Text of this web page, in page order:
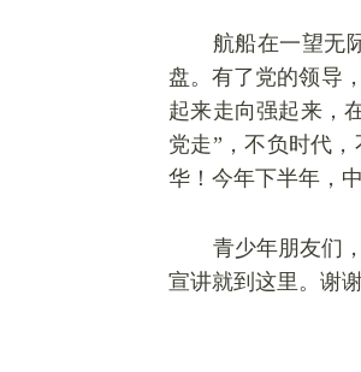
航船在一望无
盘。有了党的领导
起来走向强起来，
党走”，不负时代
华！今年下半年，
青少年朋友们
宣讲就到这里。谢